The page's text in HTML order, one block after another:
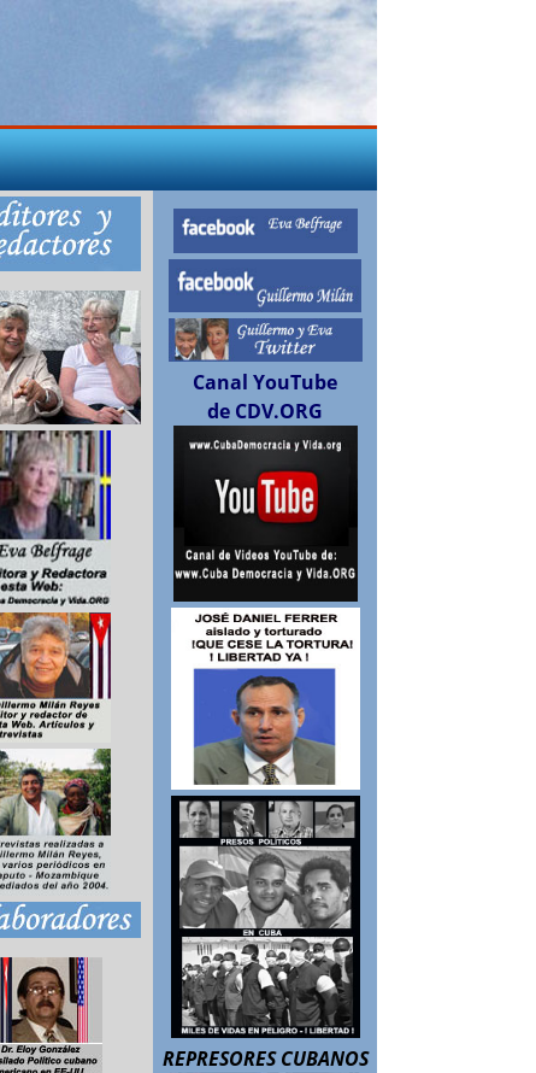
Canal YouTube
de CDV.ORG
REPRESORES CUBANOS